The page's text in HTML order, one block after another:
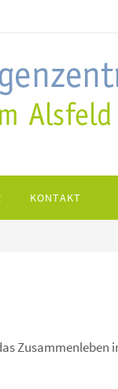
KONTAKT